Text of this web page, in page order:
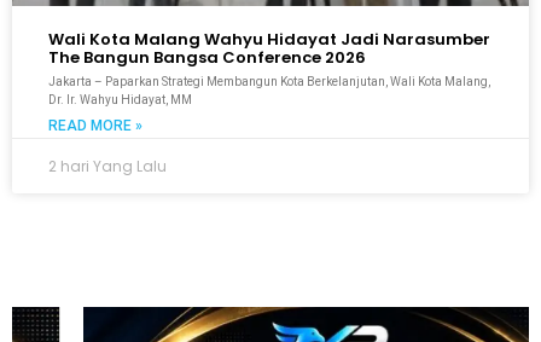
Wali Kota Malang Wahyu Hidayat Jadi Narasumber
The Bangun Bangsa Conference 2026
Jakarta – Paparkan Strategi Membangun Kota Berkelanjutan, Wali Kota Malang,
Dr. Ir. Wahyu Hidayat, MM
READ MORE »
2 hari Yang Lalu